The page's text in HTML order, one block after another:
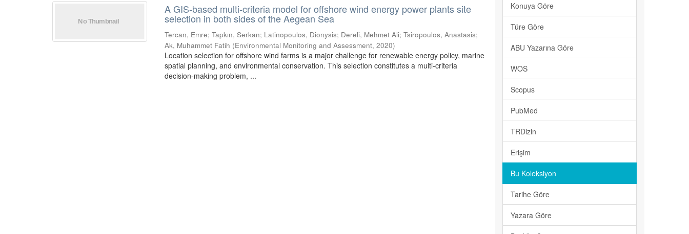
A GIS-based multi-criteria model for offshore wind energy power plants site
selection in both sides of the Aegean Sea
Tercan, Emre;Tapkın, Serkan; Latinopoulos, Dionysis; Dereli, Mehmet Ali;Tsiropoulos, Anastasis;
Ak, Muhammet Fatih (Environmental Monitoring and Assessment,2020)
Location selection for offshore wind farms is a major challenge for renewable energy policy, marine
spatial planning, and environmental conservation. This selection constitutes a multi-criteria
decision-making problem, ...
Konuya Göre
Türe Göre
ABU Yazarına Göre
WOS
Scopus
PubMed
TRDizin
Erişim
Bu Koleksiyon
Tarihe Göre
Yazara Göre